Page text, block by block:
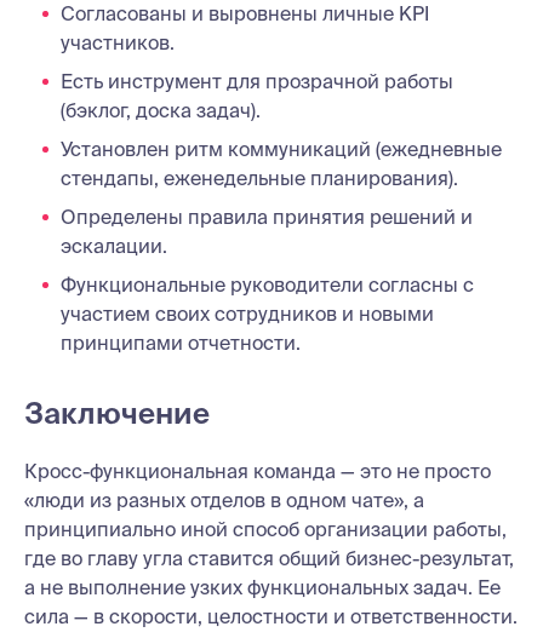
Согласованы и выровнены личные KPI
участников.
Есть инструмент для прозрачной работы
(бэклог, доска задач).
Установлен ритм коммуникаций (ежедневные
стендапы, еженедельные планирования).
Определены правила принятия решений и
эскалации.
Функциональные руководители согласны с
участием своих сотрудников и новыми
принципами отчетности.
Заключение
Кросс-функциональная команда — это не просто
«люди из разных отделов в одном чате», а
принципиально иной способ организации работы,
где во главу угла ставится общий бизнес-результат,
а не выполнение узких функциональных задач. Ее
сила — в скорости, целостности и ответственности.